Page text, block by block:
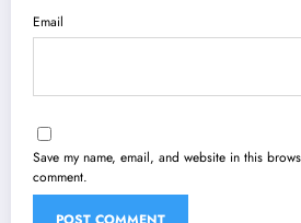
Email
Save my name, email, and website in this
comment.